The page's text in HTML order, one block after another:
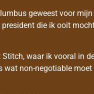
geweest voor mijn
die ik ooit
waar ik vooral in
non-negotiable